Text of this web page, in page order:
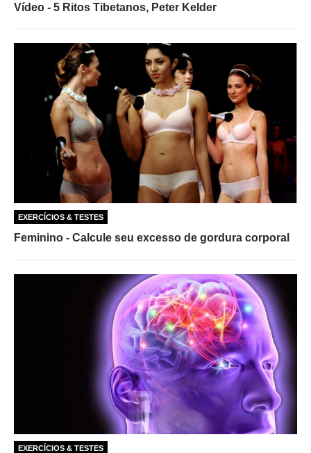
Vídeo - 5 Ritos Tibetanos, Peter Kelder
EXERCÍCIOS & TESTES
Feminino - Calcule seu excesso de gordura corporal
EXERCÍCIOS & TESTES